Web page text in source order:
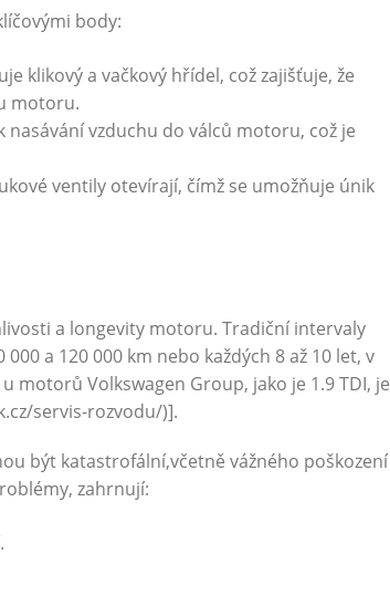
body:
klikový a vačkový hřídel, což zajišťuje, že
motoru.
vzduchu do válců motoru, což je
ventily otevírají, čímž se umožňuje únik
a longevity motoru. Tradiční intervaly
a 120 000 km nebo každých 8 až 10 let, v
Volkswagen Group, jako je 1.9 TDI, je
servis-rozvodu/)].
být katastrofální,včetně vážného poškození
zahrnují: